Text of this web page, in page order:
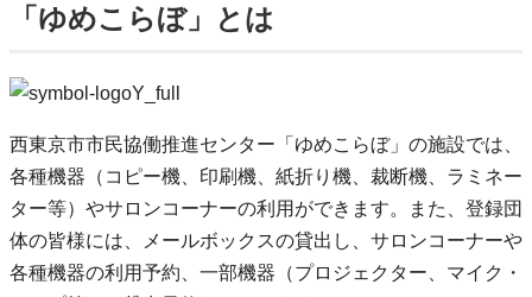
「ゆめこらぼ」とは
西東京市市民協働推進センター「ゆめこらぼ」の施設では、
各種機器（コピー機、印刷機、紙折り機、裁断機、ラミネー
ター等）やサロンコーナーの利用ができます。また、登録団
体の皆様には、メールボックスの貸出し、サロンコーナーや
各種機器の利用予約、一部機器（プロジェクター、マイク・